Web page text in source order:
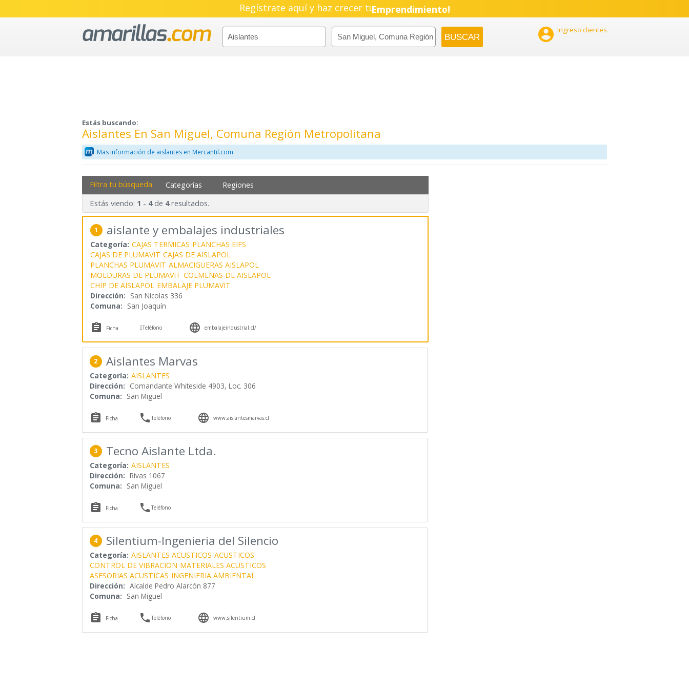
Regístrate aquí y haz crecer tuPyme!
Emprendimiento!
 Ingreso clientes
Estás buscando:
Aislantes En San Miguel, Comuna Región Metropolitana
Mas información de aislantes en Mercantil.com
Filtra tu búsqueda: Categorías Regiones
Estás viendo: 1 - 4de 4resultados.
1 aislante y embalajes industriales
Categoría: CAJAS TERMICAS PLANCHAS EIFS
CAJAS DE PLUMAVIT CAJAS DE AISLAPOL
PLANCHAS PLUMAVIT ALMACIGUERAS AISLAPOL
MOLDURAS DE PLUMAVIT COLMENAS DE AISLAPOL
CHIP DE AISLAPOL EMBALAJE PLUMAVIT
Dirección: San Nicolas 336
Comuna: San Joaquín
 Ficha Teléfono  embalajeindustrial.cl/
2 Aislantes Marvas
Categoría: AISLANTES
Dirección: Comandante Whiteside 4903, Loc. 306
Comuna: San Miguel
 Ficha Teléfono  www.aislantesmarvas.cl
3 Tecno Aislante Ltda.
Categoría: AISLANTES
Dirección: Rivas 1067
Comuna: San Miguel
 Ficha Teléfono
4 Silentium-Ingenieria del Silencio
Categoría: AISLANTES ACUSTICOS ACUSTICOS
CONTROL DE VIBRACION MATERIALES ACUSTICOS
ASESORIAS ACUSTICAS INGENIERIA AMBIENTAL
Dirección: Alcalde Pedro Alarcón 877
Comuna: San Miguel
 Ficha Teléfono  www.silentium.cl